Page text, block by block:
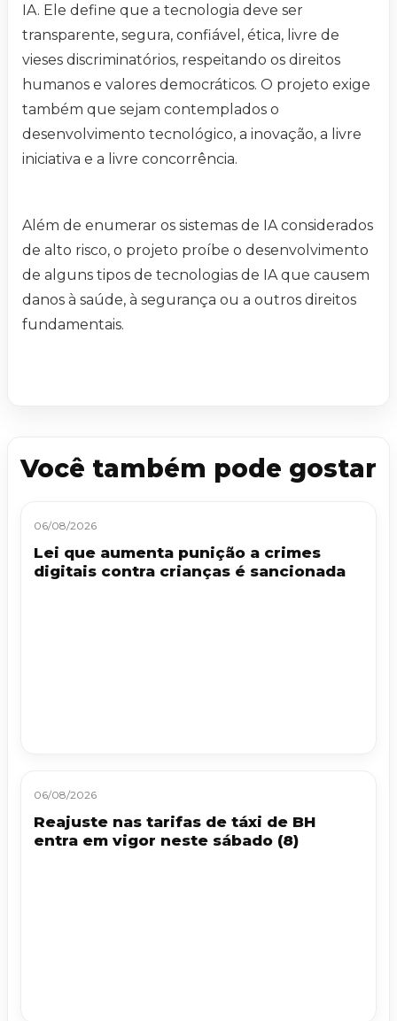
IA. Ele define que a tecnologia deve ser
transparente, segura, confiável, ética, livre de
vieses discriminatórios, respeitando os direitos
humanos e valores democráticos. O projeto exige
também que sejam contemplados o
desenvolvimento tecnológico, a inovação, a livre
iniciativa e a livre concorrência.
Além de enumerar os sistemas de IA considerados
de alto risco, o projeto proíbe o desenvolvimento
de alguns tipos de tecnologias de IA que causem
danos à saúde, à segurança ou a outros direitos
fundamentais.
Você também pode gostar
06/08/2026
Lei que aumenta punição a crimes
digitais contra crianças é sancionada
06/08/2026
Reajuste nas tarifas de táxi de BH
entra em vigor neste sábado (8)